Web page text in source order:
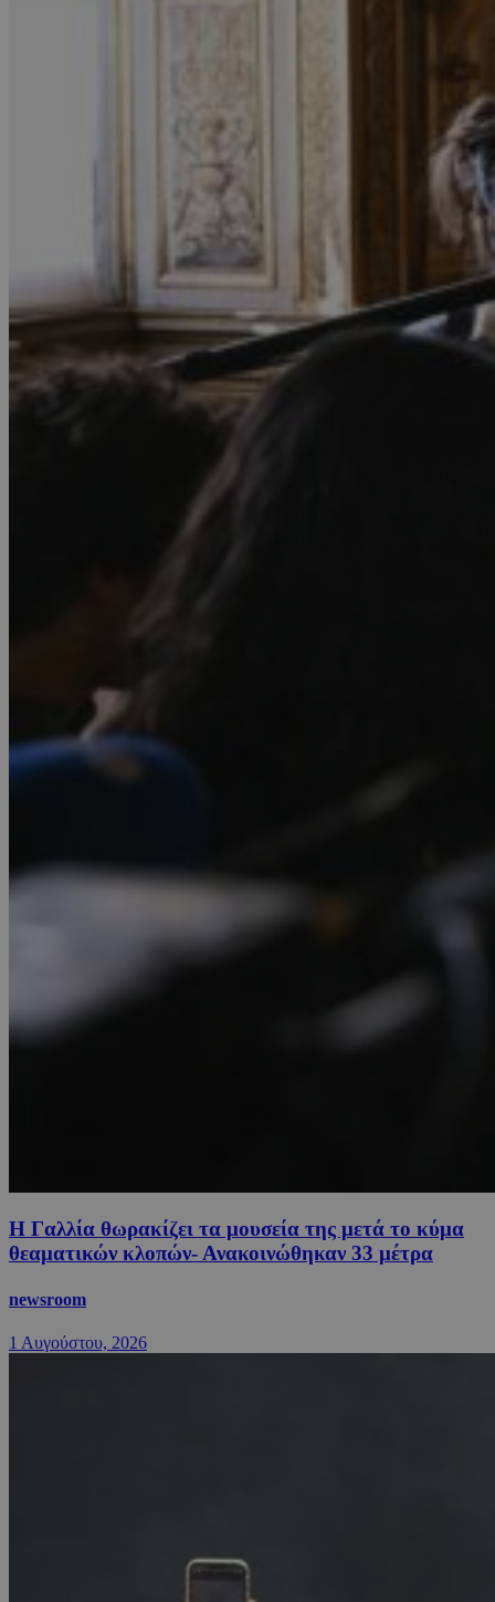
Η Γαλλία θωρακίζει τα μουσεία της μετά το κύμα
θεαματικών κλοπών- Ανακοινώθηκαν 33 μέτρα
newsroom
1 Αυγούστου, 2026